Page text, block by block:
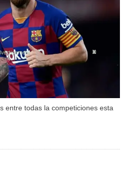
entre todas la competiciones esta
X
X